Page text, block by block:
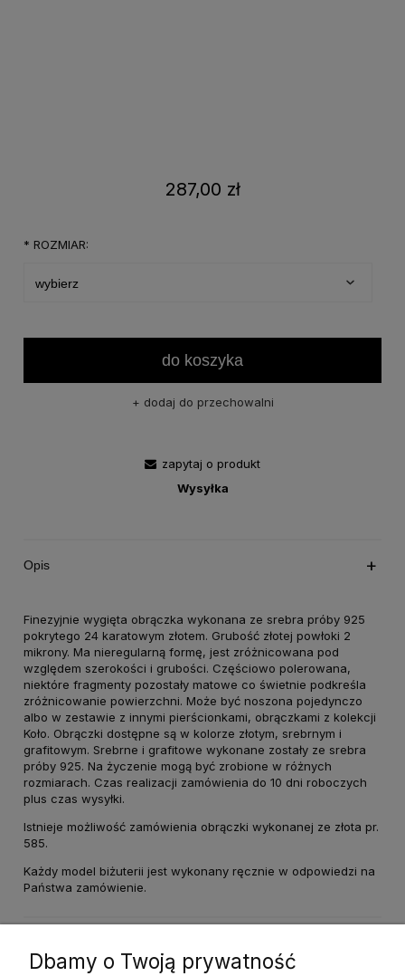
287,00 zł
* ROZMIAR:
do koszyka
dodaj do przechowalni
zapytaj o produkt
Wysyłka
Opis
Finezyjnie wygięta obrączka wykonana ze srebra próby 925
pokrytego 24 karatowym złotem. Grubość złotej powłoki 2
mikrony. Ma nieregularną formę, jest zróżnicowana pod
względem szerokości i grubości. Częściowo polerowana,
niektóre fragmenty pozostały matowe co świetnie podkreśla
zróżnicowanie powierzchni. Może być noszona pojedynczo
albo w zestawie z innymi pierścionkami, obrączkami z kolekcji
Koło. Obrączki dostępne są w kolorze złotym, srebrnym i
grafitowym. Srebrne i grafitowe wykonane zostały ze srebra
próby 925. Na życzenie mogą być zrobione w różnych
rozmiarach. Czas realizacji zamówienia do 10 dni roboczych
plus czas wysyłki.
Istnieje możliwość zamówienia obrączki wykonanej ze złota pr.
585.
Każdy model biżuterii jest wykonany ręcznie w odpowiedzi na
Państwa zamówienie.
Dbamy o Twoją prywatność